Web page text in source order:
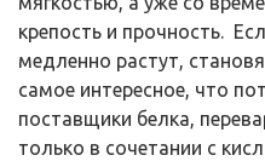
крепость и прочность.
медленно растут,
самое интересное, что
поставщики белка,
только в сочетании с